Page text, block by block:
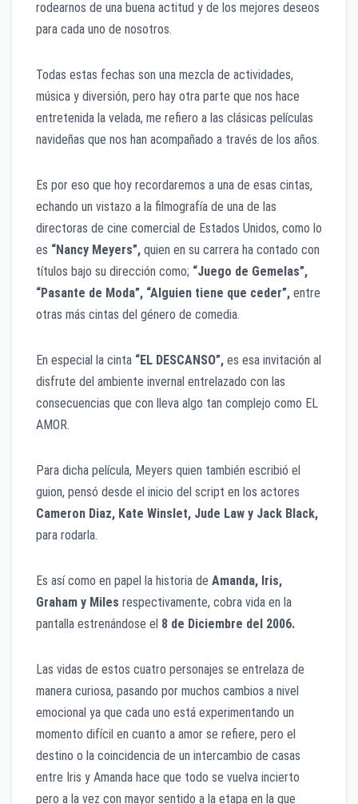
rodearnos de una buena actitud y de los mejores deseos
para cada uno de nosotros.
Todas estas fechas son una mezcla de actividades,
música y diversión, pero hay otra parte que nos hace
entretenida la velada, me refiero a las clásicas películas
navideñas que nos han acompañado a través de los años.
Es por eso que hoy recordaremos a una de esas cintas,
echando un vistazo a la filmografía de una de las
directoras de cine comercial de Estados Unidos, como lo
es “Nancy Meyers”, quien en su carrera ha contado con
títulos bajo su dirección como; “Juego de Gemelas”,
“Pasante de Moda”, “Alguien tiene que ceder”, entre
otras más cintas del género de comedia.
En especial la cinta “EL DESCANSO”, es esa invitación al
disfrute del ambiente invernal entrelazado con las
consecuencias que con lleva algo tan complejo como EL
AMOR.
Para dicha película, Meyers quien también escribió el
guion, pensó desde el inicio del script en los actores
Cameron Diaz, Kate Winslet, Jude Law y Jack Black,
para rodarla.
Es así como en papel la historia de Amanda, Iris,
Graham y Miles respectivamente, cobra vida en la
pantalla estrenándose el 8 de Diciembre del 2006.
Las vidas de estos cuatro personajes se entrelaza de
manera curiosa, pasando por muchos cambios a nivel
emocional ya que cada uno está experimentando un
momento difícil en cuanto a amor se refiere, pero el
destino o la coincidencia de un intercambio de casas
entre Iris y Amanda hace que todo se vuelva incierto
pero a la vez con mayor sentido a la etapa en la que